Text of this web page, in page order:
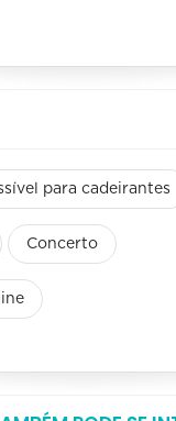
para cadeirantes
Concerto